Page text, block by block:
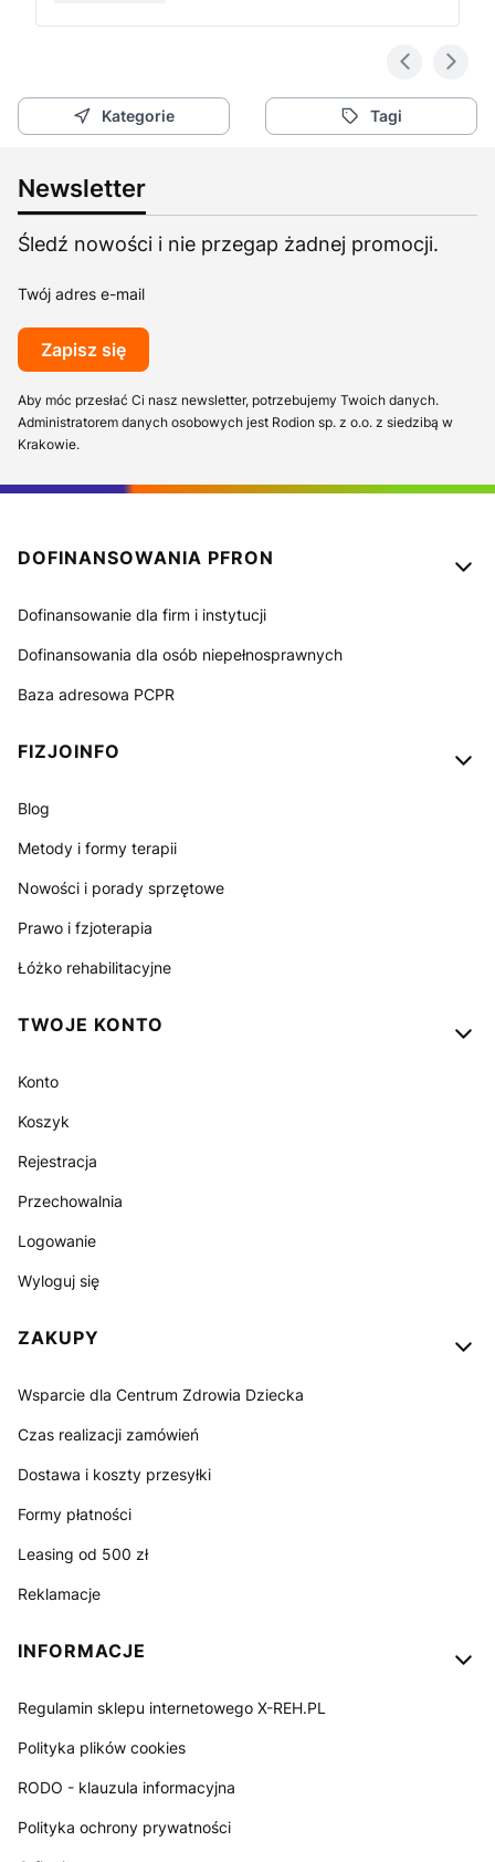
Kategorie Tagi
Newsletter
Śledź nowości i nie przegap żadnej promocji.
Twój adres e-mail
Zapisz się
Aby móc przesłać Ci nasz newsletter, potrzebujemy Twoich danych.
Administratorem danych osobowych jest Rodion sp. z o.o. z siedzibą w
Krakowie.
Linki w stopce
DOFINANSOWANIA PFRON
Dofinansowanie dla firm i instytucji
Dofinansowania dla osób niepełnosprawnych
Baza adresowa PCPR
FIZJOINFO
Blog
Metody i formy terapii
Nowości i porady sprzętowe
Prawo i fzjoterapia
Łóżko rehabilitacyjne
TWOJE KONTO
Konto
Koszyk
Rejestracja
Przechowalnia
Logowanie
Wyloguj się
ZAKUPY
Wsparcie dla Centrum Zdrowia Dziecka
Czas realizacji zamówień
Dostawa i koszty przesyłki
Formy płatności
Leasing od 500 zł
Reklamacje
INFORMACJE
Regulamin sklepu internetowego X-REH.PL
Polityka plików cookies
RODO - klauzula informacyjna
Polityka ochrony prywatności